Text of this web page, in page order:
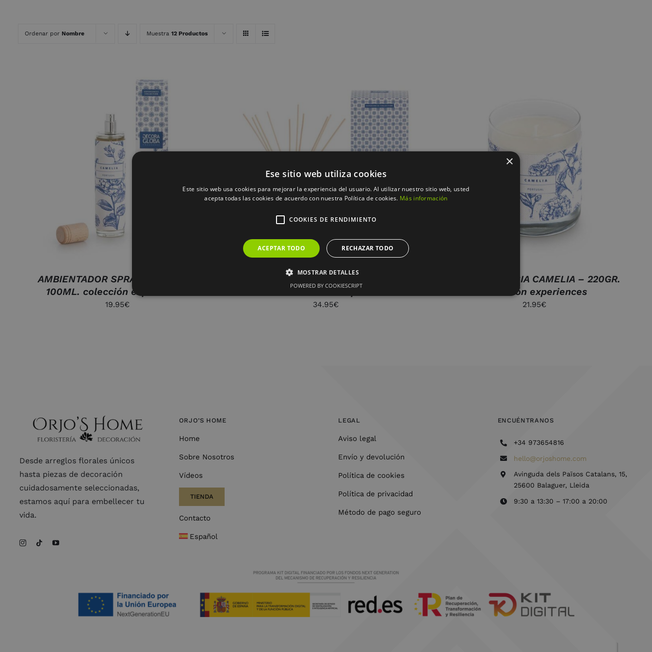
Ordenar por Nombre Muestra 12 Productos
AÑADIR AL CARRITO
AMBIENTADOR SPRAY, CAMELIA –
100ML. colección experiences
19.95€
DIFUSOR FRAGANCIA, CAMELIA –
250ML. colección experiences
34.95€
AÑADIR AL CARRITO / QUICK VIEW
VELA FRAGANCIA CAMELIA – 220GR.
colección experiences
21.95€
Desde arreglos florales únicos
hasta piezas de decoración
cuidadosamente seleccionadas,
estamos aquí para embellecer tu
vida.
ORJO’S HOME
Home
Sobre Nosotros
Vídeos
TIENDA
Contacto
Español
LEGAL
Aviso legal
Envío y devolución
Política de cookies
Política de privacidad
Método de pago seguro
ENCUÉNTRANOS
+34 973654816
hello@orjoshome.com
Avinguda dels Països Catalans, 15,
25600 Balaguer, Lleida
9:30 a 13:30 – 17:00 a 20:00
×
Ese sitio web utiliza cookies
Este sitio web usa cookies para mejorar la experiencia del usuario. Al utilizar nuestro sitio web, usted
acepta todas las cookies de acuerdo con nuestra Política de cookies. Más información
COOKIES DE RENDIMIENTO
ACEPTAR TODO RECHAZAR TODO
MOSTRAR DETALLES
POWERED BY COOKIESCRIPT